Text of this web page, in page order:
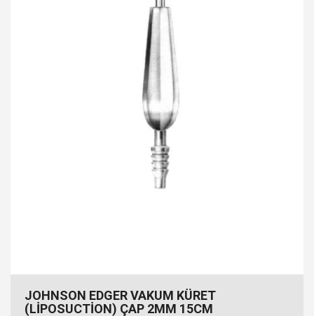
JOHNSON EDGER VAKUM KÜRET
(LİPOSUCTİON) ÇAP 2MM 15CM